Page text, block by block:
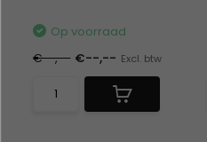
Op voorraad
€--,-- €--,-- Excl. btw